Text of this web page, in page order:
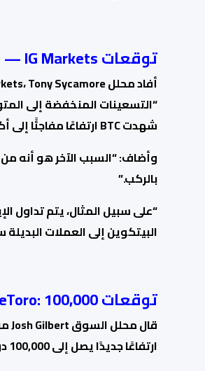
توقعات Tony Sycamore — IG Markets: في نطاق التسعينات المنخفضة إلى المتوسطة
“التسعينات المنخفضة إلى
شهدت BTC ارتفاعًا مفاجئًا إلى أكثر من 90,000 دولار في 11 نوفمبر.
وأضاف: “السبب الآخر هو أنه
بالركب.”
البيتكوين إلى العملات
توقعات Josh Gilbert — eToro: 100,000 دولار
قال محلل السوق Josh Gilbert من eToro إن
ارتفاعًا جديدًا يصل إلى 100,000 دولار بحلول نهاية العام.